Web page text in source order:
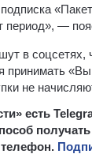
период», —
в соцсетях,
принимать
не
есть